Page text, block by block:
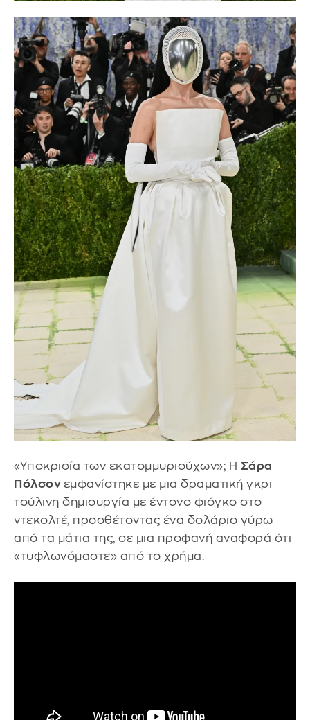
«Υποκρισία των εκατομμυριούχων»; Η Σάρα
Πόλσον εμφανίστηκε με μια δραματική γκρι
τούλινη δημιουργία με έντονο φιόγκο στο
ντεκολτέ, προσθέτοντας ένα δολάριο γύρω
από τα μάτια της, σε μια προφανή αναφορά ότι
«τυφλωνόμαστε» από το χρήμα.